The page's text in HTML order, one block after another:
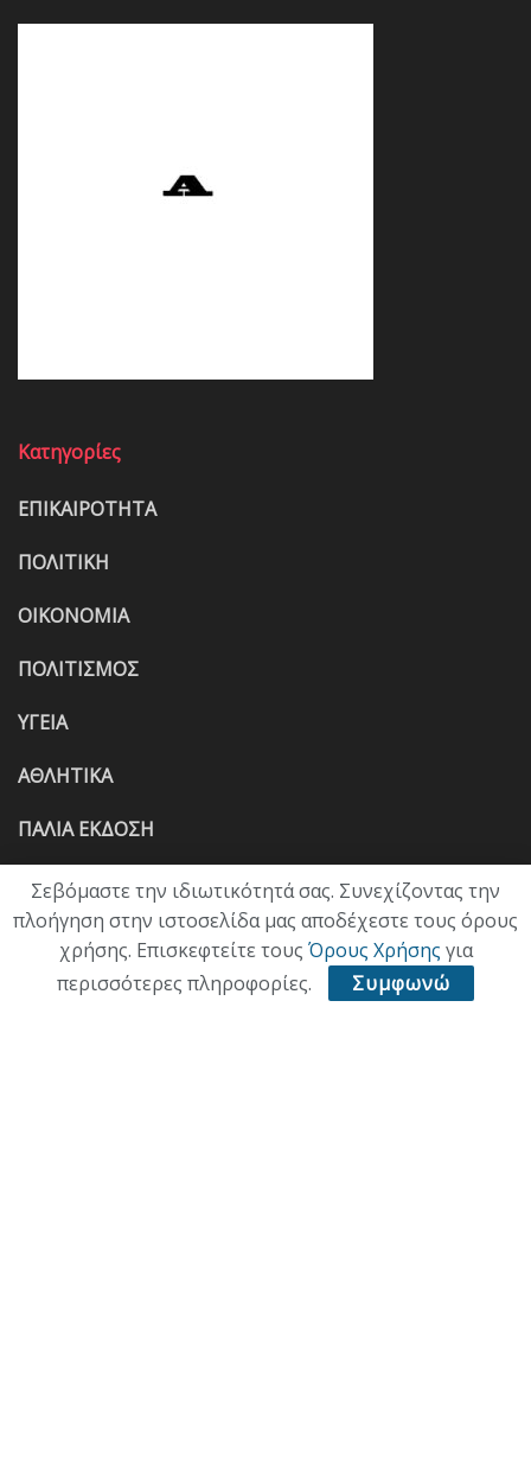
Κατηγορίες
ΕΠΙΚΑΙΡΟΤΗΤΑ
ΠΟΛΙΤΙΚΗ
ΟΙΚΟΝΟΜΙΑ
ΠΟΛΙΤΙΣΜΟΣ
ΥΓΕΙΑ
ΑΘΛΗΤΙΚΑ
ΠΑΛΙΑ ΕΚΔΟΣΗ
Σεβόμαστε την ιδιωτικότητά σας. Συνεχίζοντας την
πλοήγηση στην ιστοσελίδα μας αποδέχεστε τους όρους
χρήσης. Επισκεφτείτε τους Όρους Χρήσης για
περισσότερες πληροφορίες.
Συμφωνώ